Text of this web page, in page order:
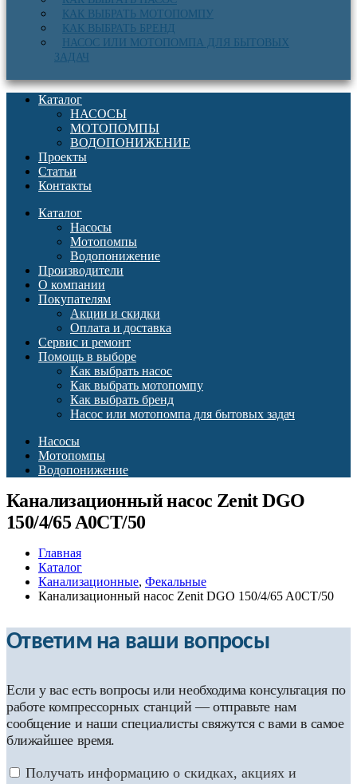
КАК ВЫБРАТЬ МОТОПОМПУ
КАК ВЫБРАТЬ БРЕНД
НАСОС ИЛИ МОТОПОМПА ДЛЯ БЫТОВЫХ
ЗАДАЧ
Каталог
НАСОСЫ
МОТОПОМПЫ
ВОДОПОНИЖЕНИЕ
Проекты
Статьи
Контакты
Каталог
Насосы
Мотопомпы
Водопонижение
Производители
О компании
Покупателям
Акции и скидки
Оплата и доставка
Сервис и ремонт
Помощь в выборе
Как выбрать насос
Как выбрать мотопомпу
Как выбрать бренд
Насос или мотопомпа для бытовых задач
Насосы
Мотопомпы
Водопонижение
Канализационный насос Zenit DGO
150/4/65 A0CT/50
Главная
Каталог
Канализационные, Фекальные
Канализационный насос Zenit DGO 150/4/65 A0CT/50
Ответим на ваши вопросы
Если у вас есть вопросы или необходима консультация по
работе компрессорных станций — отправьте нам
сообщение и наши специалисты свяжутся с вами в самое
ближайшее время.
Получать информацию о скидках, акциях и